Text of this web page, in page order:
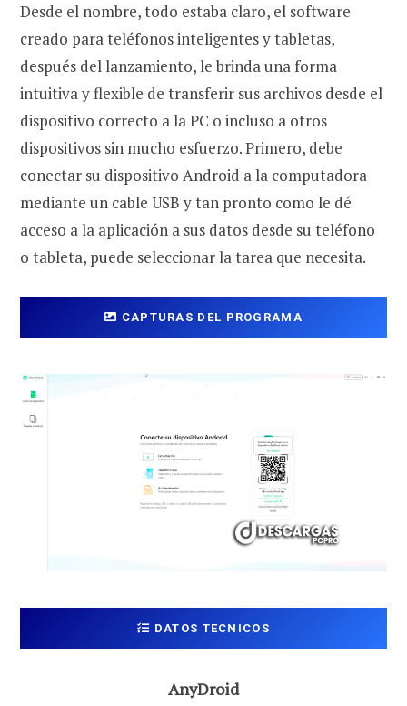
Desde el nombre, todo estaba claro, el software
creado para teléfonos inteligentes y tabletas,
después del lanzamiento, le brinda una forma
intuitiva y flexible de transferir sus archivos desde el
dispositivo correcto a la PC o incluso a otros
dispositivos sin mucho esfuerzo. Primero, debe
conectar su dispositivo Android a la computadora
mediante un cable USB y tan pronto como le dé
acceso a la aplicación a sus datos desde su teléfono
o tableta, puede seleccionar la tarea que necesita.
CAPTURAS DEL PROGRAMA
DATOS TECNICOS
AnyDroid